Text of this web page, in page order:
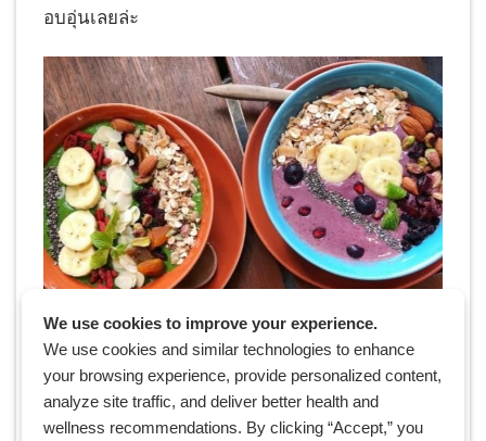
อบอุ่นเลยล่ะ
Image credit: BROCCOLI REVOLUTION
Facebook page
พิกัด:
We use cookies to improve your experience.
We use cookies and similar technologies to enhance
your browsing experience, provide personalized content,
analyze site traffic, and deliver better health and
wellness recommendations. By clicking “Accept,” you